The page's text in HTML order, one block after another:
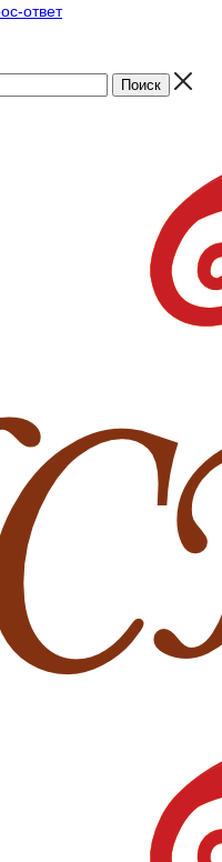
ответ